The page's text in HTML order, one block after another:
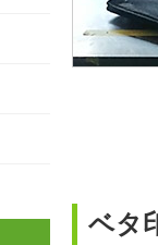
ベタ